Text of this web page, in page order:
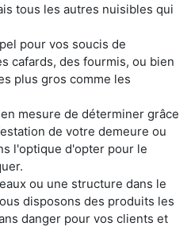
tous les autres nuisibles qui
pour vos soucis de
cafards, des fourmis, ou bien
plus gros comme les
mesure de déterminer grâce
de votre demeure ou
l'optique d'opter pour le
ou une structure dans le
disposons des produits les
danger pour vos clients et